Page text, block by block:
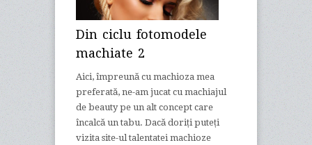
Din ciclu fotomodele
machiate 2
Aici, împreună cu machioza mea
preferată, ne-am jucat cu machiajul
de beauty pe un alt concept care
încalcă un tabu. Dacă doriți puteți
vizita site-ul talentatei machioze